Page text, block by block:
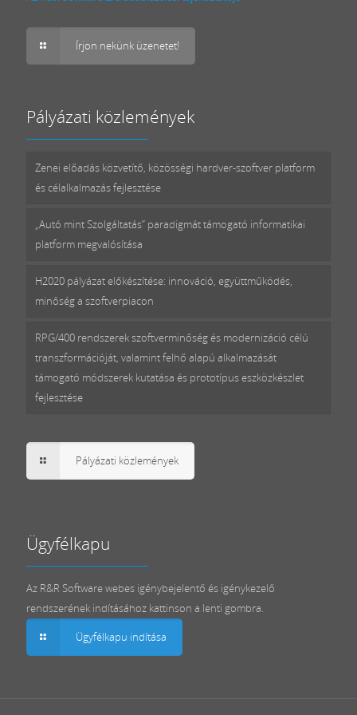
Írjon nekünk üzenetet!
Pályázati közlemények
Zenei előadás közvetítő, közösségi hardver-szoftver platform
és célalkalmazás fejlesztése
„Autó mint Szolgáltatás” paradigmát támogató informatikai
platform megvalósítása
H2020 pályázat előkészítése: innováció, együttműködés,
minőség a szoftverpiacon
RPG/400 rendszerek szoftverminőség és modernizáció célú
transzformációját, valamint felhő alapú alkalmazását
támogató módszerek kutatása és prototípus eszközkészlet
fejlesztése
Pályázati közlemények
Ügyfélkapu
Az R&R Software webes igénybejelentő és igénykezelő
rendszerének indításához kattinson a lenti gombra.
Ügyfélkapu indítása